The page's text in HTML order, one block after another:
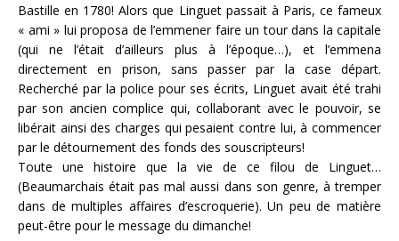
Bastille en 1780! Alors que Linguet passait à Paris, ce fameux
« ami » lui proposa de l’emmener faire un tour dans la capitale
(qui ne l’était d’ailleurs plus à l’époque…), et l’emmena
directement en prison, sans passer par la case départ.
Recherché par la police pour ses écrits, Linguet avait été trahi
par son ancien complice qui, collaborant avec le pouvoir, se
libérait ainsi des charges qui pesaient contre lui, à commencer
par le détournement des fonds des souscripteurs!
Toute une histoire que la vie de ce filou de Linguet…
(Beaumarchais était pas mal aussi dans son genre, à tremper
dans de multiples affaires d’escroquerie). Un peu de matière
peut-être pour le message du dimanche!